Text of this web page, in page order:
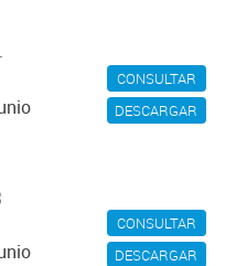
CONSULTAR
DESCARGAR
CONSULTAR
DESCARGAR